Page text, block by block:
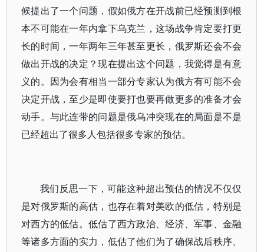
候提出了一个问题，假如俄方在开战前已经预测到根
本不可能在一年内拿下乌克兰，这场战争肯定要打更
长的时间，一年两年三年甚至更长，俄罗斯还会不会
做出开战的决定？现在提出这个问题，我觉得是有意
义的。因为会有相当一部分专家认为俄方有可能不会
决定开战，至少是即使要打也要再做更多的准备才会
动手。与此连带的问题是俄乌冲突现在的局面是不是
已经超出了很多人包括很多专家的预估。
我们反思一下，可能这种超出预估的情况不仅仅
是对俄罗斯的高估，也存在着对美欧的低估，特别是
对西方的低估。低估了西方政治、经济、军事、金融
等诸多方面的实力，低估了他们为了确保战后秩序、